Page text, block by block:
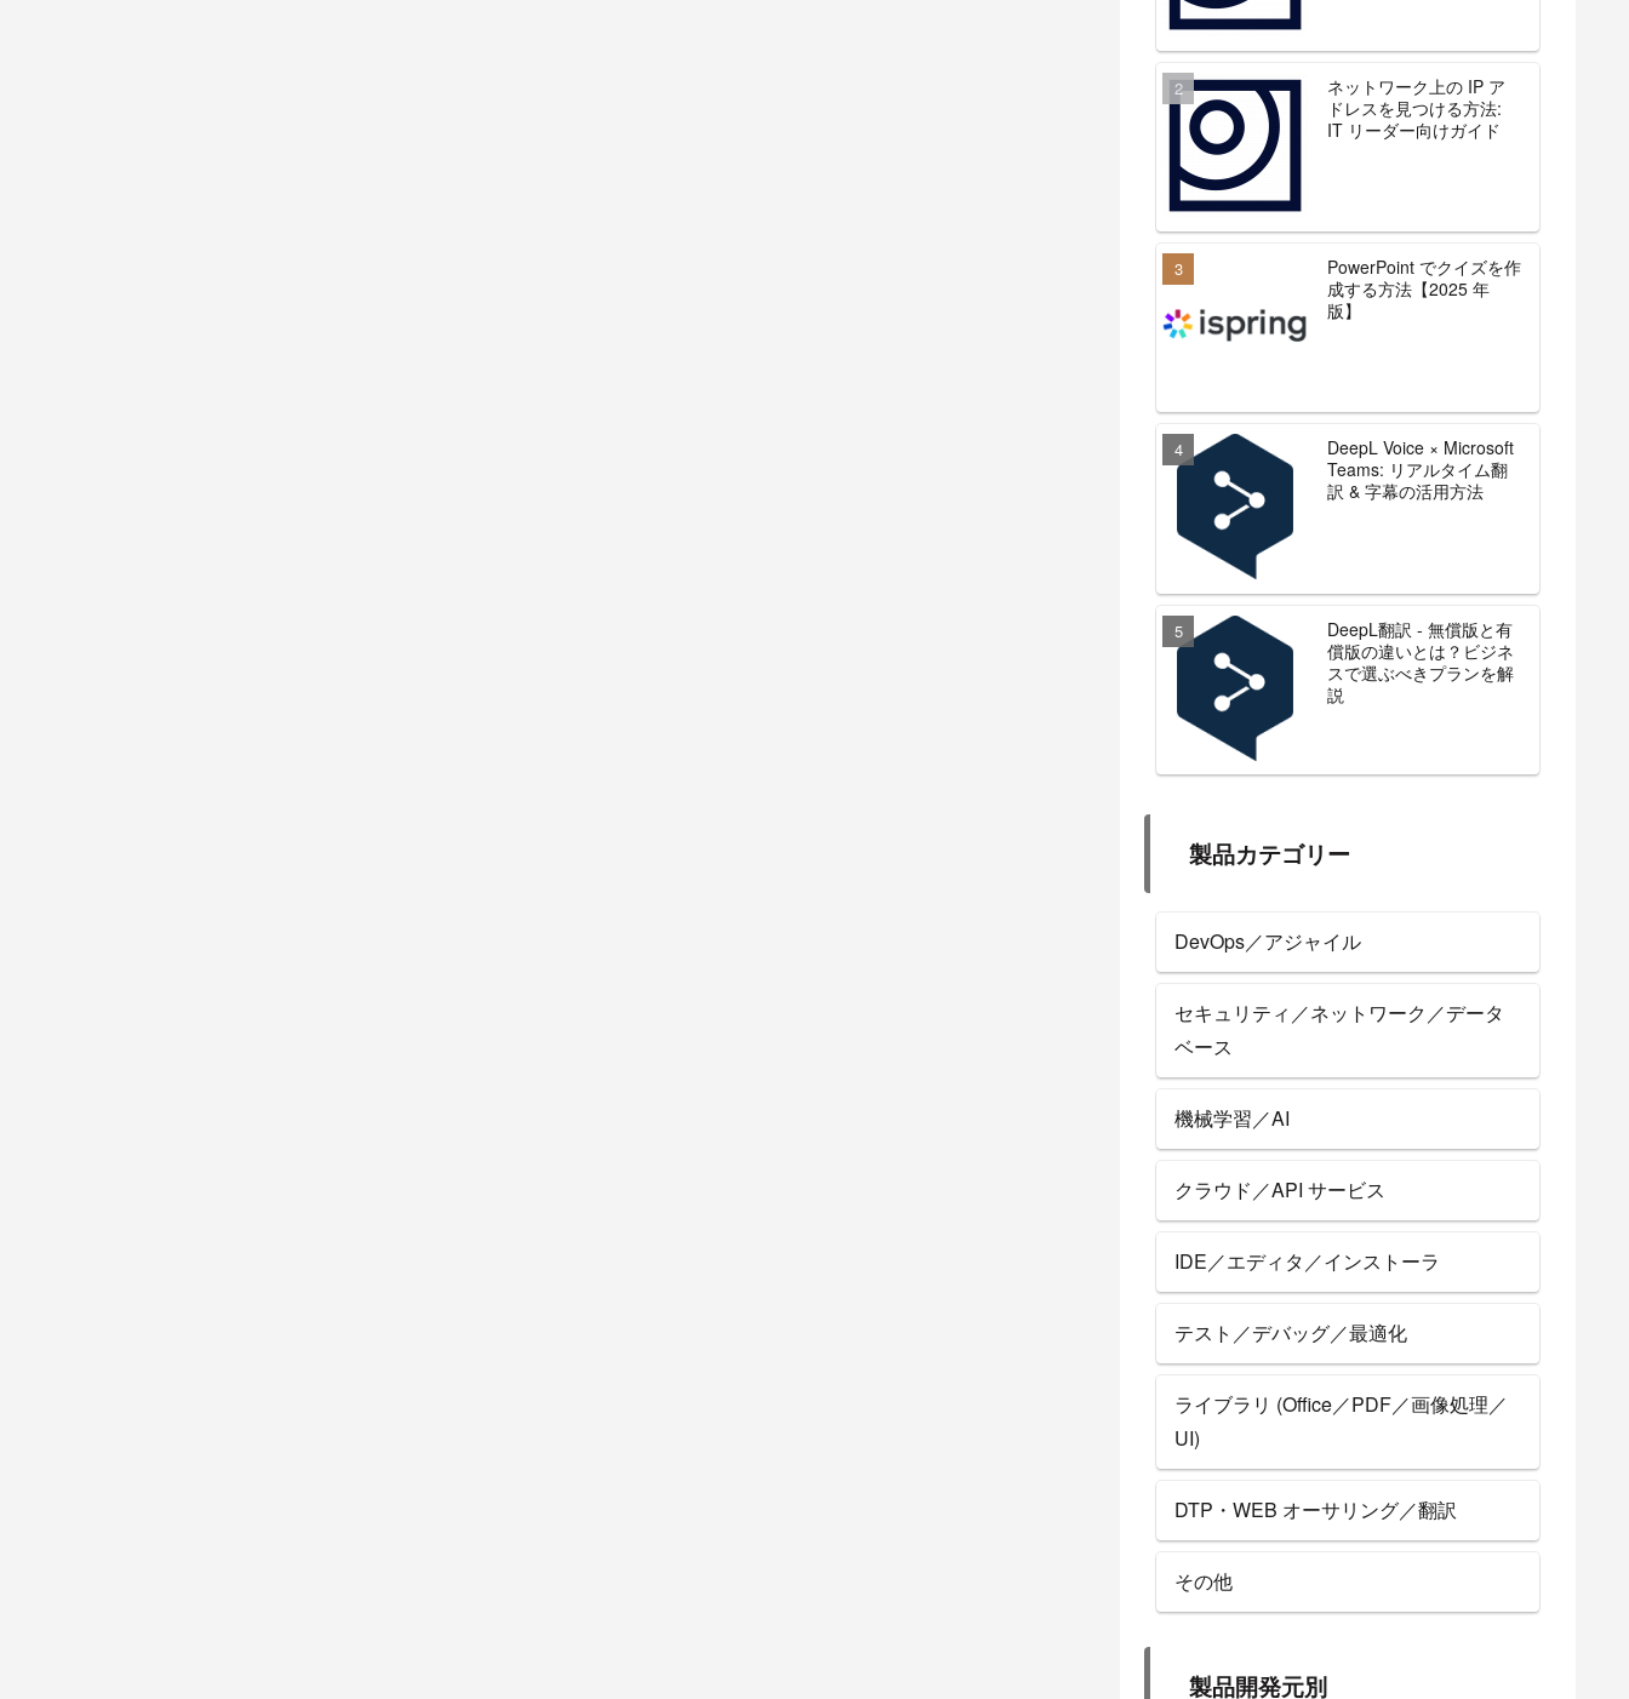
ネットワーク上の IP ア
ドレスを見つける方法:
IT リーダー向けガイド
PowerPoint でクイズを作
成する方法【2025 年
版】
DeepL Voice × Microsoft
Teams: リアルタイム翻
訳 & 字幕の活用方法
DeepL翻訳 - 無償版と有
償版の違いとは？ビジネ
スで選ぶべきプランを解
説
製品カテゴリー
DevOps／アジャイル
セキュリティ／ネットワーク／データ
ベース
機械学習／AI
クラウド／API サービス
IDE／エディタ／インストーラ
テスト／デバッグ／最適化
ライブラリ (Office／PDF／画像処理／
UI)
DTP・WEB オーサリング／翻訳
その他
製品開発元別